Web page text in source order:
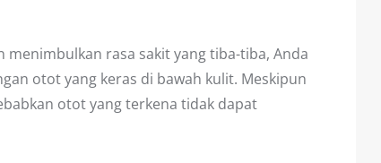
rasa sakit yang tiba-tiba, Anda
otot yang keras di bawah kulit. Meskipun
otot yang terkena tidak dapat